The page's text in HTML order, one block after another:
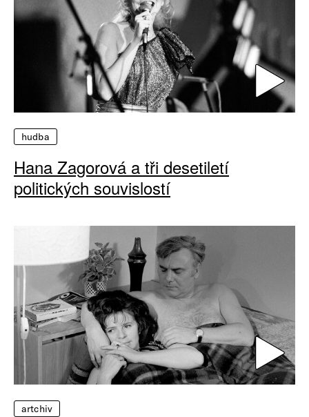
hudba
Hana Zagorová a tři desetiletí
politických souvislostí
artchiv